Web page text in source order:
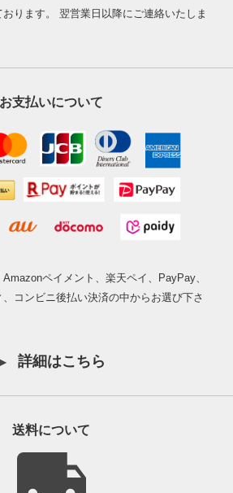
ります。 翌営業日以降にご連絡いたしま
お支払いについて
ペイメント、楽天ペイ、PayPay、
コンビニ後払い決済の中からお選び下さ
詳細はこちら
送料について